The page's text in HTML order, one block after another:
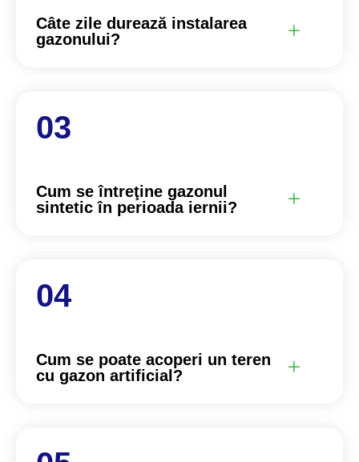
Câte zile durează instalarea
gazonului?
Cum se întreţine gazonul
sintetic în perioada iernii?
Cum se poate acoperi un teren
cu gazon artificial?